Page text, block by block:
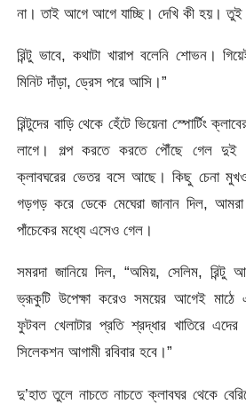
না। তাই আগে আগে যাচ্ছি। দেখি কী হয়। তুই
রিন্টু ভাবে, কথাটা খারাপ বলেনি শোভন।
মিনিট দাঁড়া, ড্রেস পরে আসি।”
রিন্টুদের বাড়ি থেকে হেঁটে ভিয়েনা স্পোর্টিং
লাগে। গল্প করতে করতে পৌঁছে গেল দুই
ক্লাবঘরের ভেতর বসে আছে। কিছু চেনা
গড়গড় করে ডেকে মেঘেরা জানান দিল,
পাঁচেকের মধ্যে এসেও গেল।
সমরদা জানিয়ে দিল, “অমিয়, সেলিম, রিন্টু
ভ্রূকুটি উপেক্ষা করেও সময়ের আগেই
ফুটবল খেলাটার প্রতি শ্রদ্ধার খাতিরে
সিলেকশন আগামী রবিবার হবে।”
দু’হাত তুলে নাচতে নাচতে ক্লাবঘর থেকে